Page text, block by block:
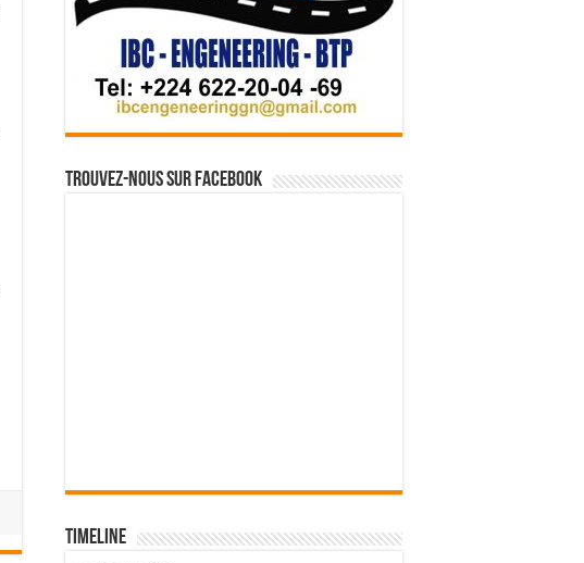
Trouvez-nous sur Facebook
Timeline